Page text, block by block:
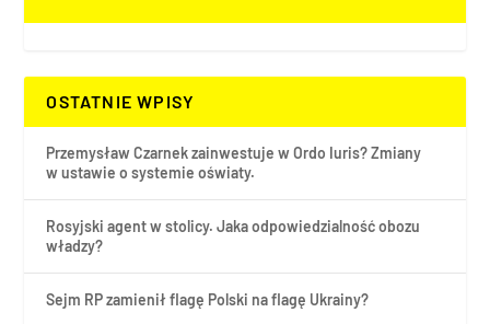
OSTATNIE WPISY
Przemysław Czarnek zainwestuje w Ordo Iuris? Zmiany
w ustawie o systemie oświaty.
Rosyjski agent w stolicy. Jaka odpowiedzialność obozu
władzy?
Sejm RP zamienił flagę Polski na flagę Ukrainy?